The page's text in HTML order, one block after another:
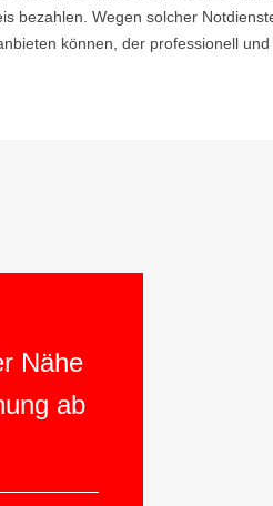
bezahlen. Wegen solcher
können, der professionell und
Nähe
ab